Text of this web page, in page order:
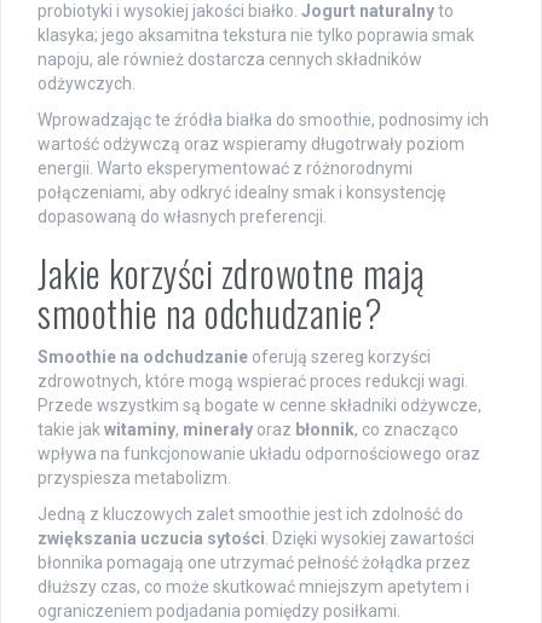
probiotyki i wysokiej jakości białko. Jogurt naturalnyto
klasyka; jego aksamitna tekstura nie tylko poprawia smak
napoju, ale również dostarcza cennych składników
odżywczych.
Wprowadzając te źródła białka do smoothie, podnosimy ich
wartość odżywczą oraz wspieramy długotrwały poziom
energii. Warto eksperymentować z różnorodnymi
połączeniami, aby odkryć idealny smak i konsystencję
dopasowaną do własnych preferencji.
Jakie korzyści zdrowotne mają
smoothie na odchudzanie?
Smoothie na odchudzanie oferują szereg korzyści
zdrowotnych, które mogą wspierać proces redukcji wagi.
Przede wszystkim są bogate w cenne składniki odżywcze,
takie jakwitaminy, minerały oraz błonnik, co znacząco
wpływa na funkcjonowanie układu odpornościowego oraz
przyspiesza metabolizm.
Jedną z kluczowych zalet smoothie jest ich zdolność do
zwiększania uczucia sytości. Dzięki wysokiej zawartości
błonnika pomagają one utrzymać pełność żołądka przez
dłuższy czas, co może skutkować mniejszym apetytem i
ograniczeniem podjadania pomiędzy posiłkami.